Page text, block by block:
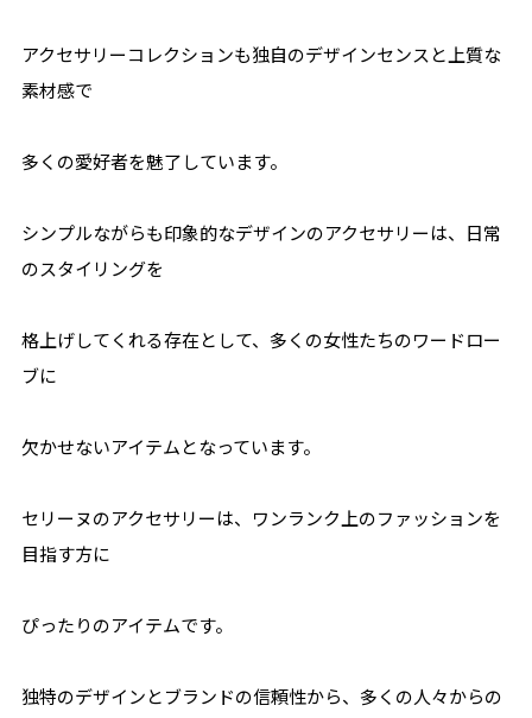
アクセサリーコレクションも独自のデザインセンスと上質な
素材感で
多くの愛好者を魅了しています。
シンプルながらも印象的なデザインのアクセサリーは、日常
のスタイリングを
格上げしてくれる存在として、多くの女性たちのワードロー
ブに
欠かせないアイテムとなっています。
セリーヌのアクセサリーは、ワンランク上のファッションを
目指す方に
ぴったりのアイテムです。
独特のデザインとブランドの信頼性から、多くの人々からの